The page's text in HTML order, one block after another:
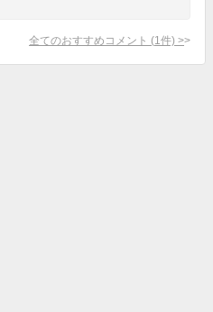
全てのおすすめコメント (1 件) >